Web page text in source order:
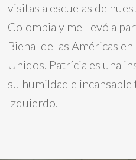
visitas a escuelas de
Colombia y me llevó a
Bienal de las Américas
Unidos. Patrícia es una
su humildad e incansable
Izquierdo.